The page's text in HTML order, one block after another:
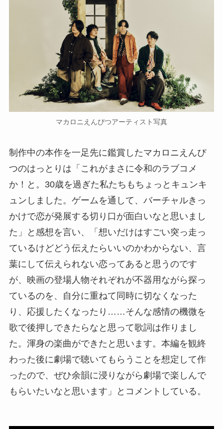
マカロニえんぴつアーティスト写真
制作中の本作を一足先に鑑賞したマカロニえんぴ
つのはっとりは「これがまさに令和のラブコメ
か！と。30歳を過ぎた私たちもちょっとキュンキ
ュンしました。ゲームを通して、バーチャルきっ
かけで恋が発展する切り口が面白いなと思いまし
た」と感想を言い、「想いだけはすごい突っ走っ
ているけどどう伝えたらいいのかわからない、言
葉にして伝えられない恋ってあると思うのです
が、映画の登場人物それぞれが不器用ながら探っ
ているのを、自分に重ねて同時に切なくなった
り、応援したくなったり……そんな感情の機微を
歌で後押しできたらなと思って歌詞は作りまし
た。渾身の楽曲ができたと思います。本編を観終
わった後に劇場で聴いてもらうことを想定して作
ったので、ぜひ余韻に浸りながら劇場で楽しんで
もらいたいなと思います」とコメントしている。